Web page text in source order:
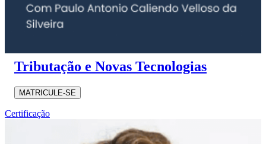
Tributação e Novas Tecnologias
MATRICULE-SE
Certificação